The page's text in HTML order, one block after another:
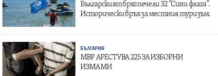
Българският бряг печели 32 “Сини флага”.
Исторически връх за местния туризъм.
БЪЛГАРИЯ
МВР АРЕСТУВА 225 ЗА ИЗБОРНИ
ИЗМАМИ